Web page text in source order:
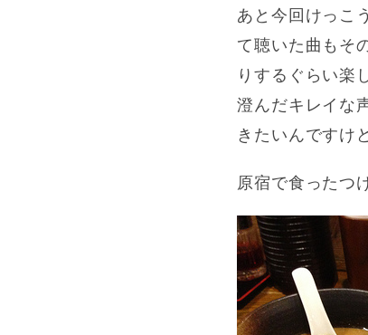
あと今回けっこ
て聴いた曲もそ
りするぐらい楽
澄んだキレイな
きたいんですけ
原宿で食ったつ